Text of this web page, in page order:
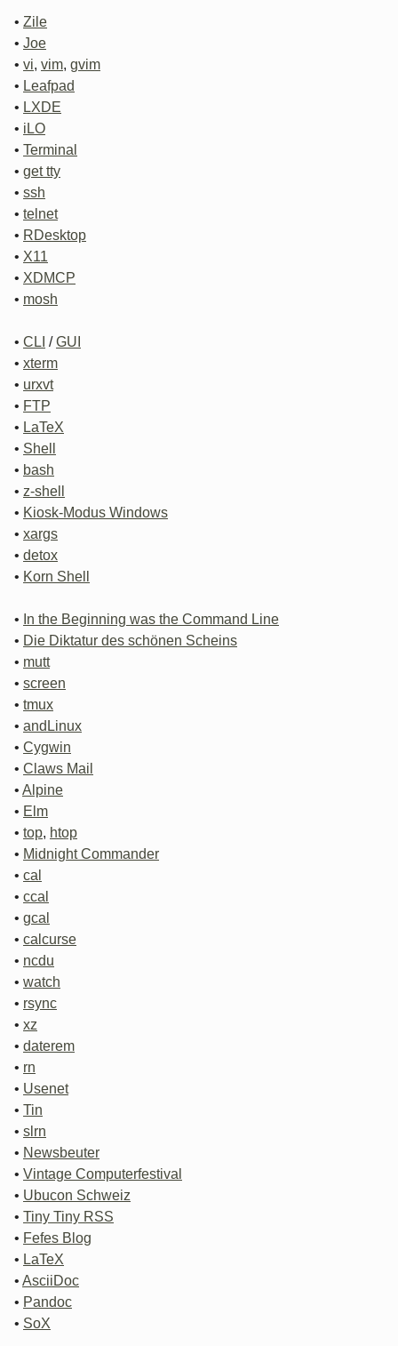
• Zile
• Joe
• vi, vim, gvim
• Leafpad
• LXDE
• iLO
• Terminal
• get tty
• ssh
• telnet
• RDesktop
• X11
• XDMCP
• mosh
• CLI /GUI
• xterm
• urxvt
• FTP
• LaTeX
• Shell
• bash
• z-shell
• Kiosk-Modus Windows
• xargs
• detox
• Korn Shell
• In the Beginning was the Command Line
• Die Diktatur des schönen Scheins
• mutt
• screen
• tmux
• andLinux
• Cygwin
• Claws Mail
• Alpine
• Elm
• top, htop
• Midnight Commander
• cal
• ccal
• gcal
• calcurse
• ncdu
• watch
• rsync
• xz
• daterem
• rn
• Usenet
• Tin
• slrn
• Newsbeuter
• Vintage Computerfestival
• Ubucon Schweiz
• Tiny Tiny RSS
• Fefes Blog
• LaTeX
• AsciiDoc
• Pandoc
• SoX